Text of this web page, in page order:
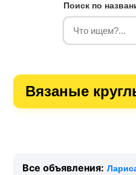
Поиск по
Вязаные
Все объявления: